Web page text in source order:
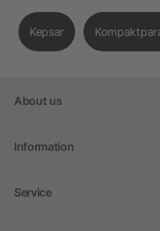
Kepsar
About us
Information
Service